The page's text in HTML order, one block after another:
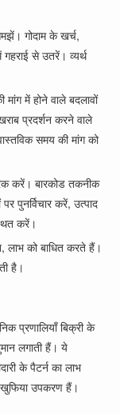
गोदाम के खर्च,
से उतरें। व्यर्थ
में होने वाले बदलावों
प्रदर्शन करने वाले
समय की मांग को
करें। बारकोड तकनीक
पुनर्विचार करें, उत्पाद
करें।
लाभ को बाधित करते हैं।
है।
प्रणालियाँ बिक्री के
लगाती हैं। ये
के पैटर्न का लाभ
खुफिया उपकरण हैं।